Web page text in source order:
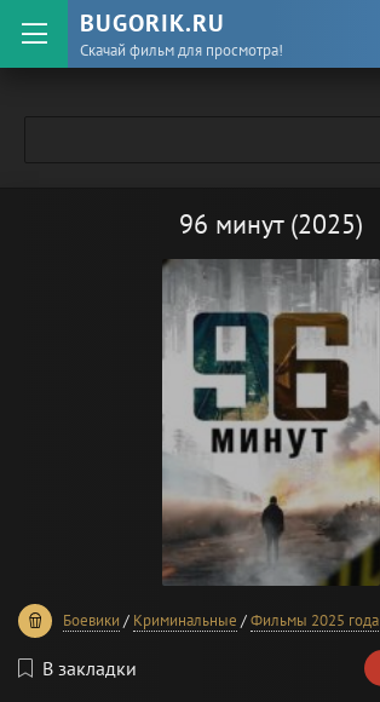
BUGORIK.RU
Скачай фильм для просмотра!
96 минут (2025)
Боевики / Криминальные /Фильмы 2025 года
0 1 2 3 4 5
В закладки